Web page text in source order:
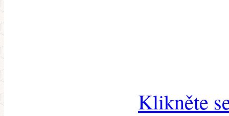
Klikněte